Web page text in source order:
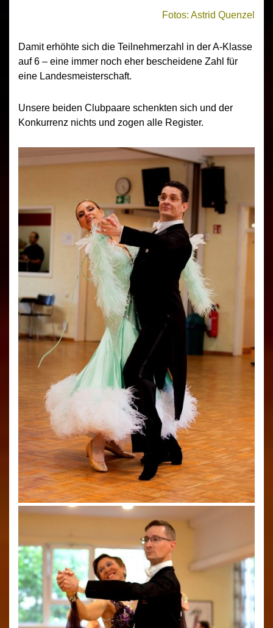
Fotos: Astrid Quenzel
Damit erhöhte sich die Teilnehmerzahl in der A-Klasse
auf 6 – eine immer noch eher bescheidene Zahl für
eine Landesmeisterschaft.
Unsere beiden Clubpaare schenkten sich und der
Konkurrenz nichts und zogen alle Register.